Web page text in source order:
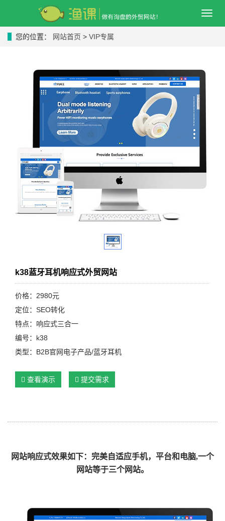
导
您的位置： 网站首页 > VIP专属
k38蓝牙耳机响应式外贸网站
价格：2980元
定位：SEO转化
特点：响应式三合一
编号：k38
类型：B2B官网电子产品/蓝牙耳机
查看演示 提交需求
网站响应式效果如下：完美自适应手机，平台和电脑,一个
网站等于三个网站。